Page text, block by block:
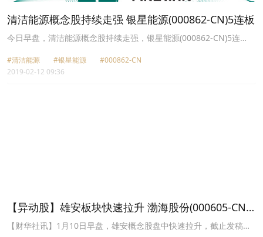
清洁能源概念股持续走强 银星能源(000862-CN)5连板
今日早盘，清洁能源概念股持续走强，银星能源(000862-CN)5连
摩恩电气(002451-CN)涨5.01%，其余个股纷纷大幅高开。
#清洁能源 #银星能源
#000862-CN
2019-02-12 09:36
【异动股】雄安板块快速拉升 渤海股份(000605-CN)
直线涨停
【财华社讯】1月10日早盘，雄安概念股盘中快速拉升，截止发稿，